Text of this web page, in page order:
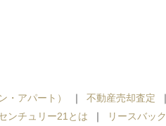
・アパート） 不動産売却査定
ンチュリー21とは リースバック